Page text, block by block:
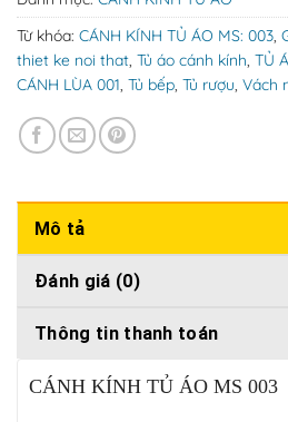
Từ khóa: CÁNH KÍNH TỦ ÁO MS: 003,
thiet ke noi that, Tủ áo cánh kính, TỦ
CÁNH LÙA 001, Tủ bếp, Tủ rượu, Vách
Mô tả
Đánh giá (0)
Thông tin thanh toán
CÁNH KÍNH TỦ ÁO MS 003